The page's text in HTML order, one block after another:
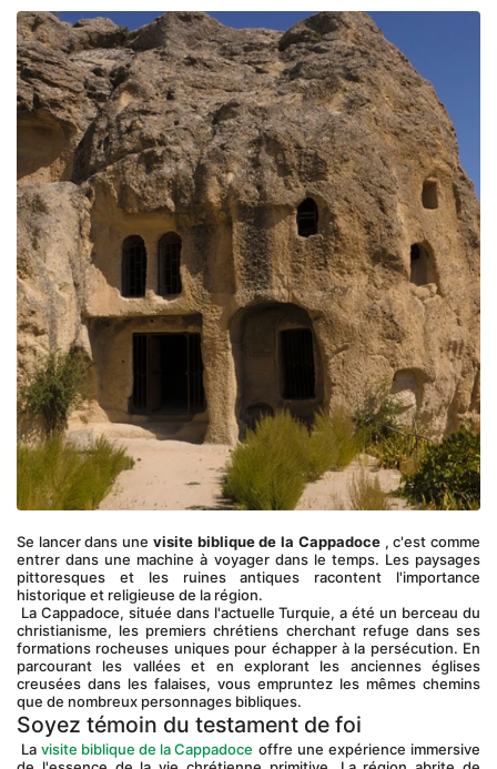
Se lancer dans une visite biblique de la Cappadoce , c'est comme
entrer dans une machine à voyager dans le temps. Les paysages
pittoresques et les ruines antiques racontent l'importance
historique et religieuse de la région.
christianisme, les premiers chrétiens cherchant refuge dans ses
formations rocheuses uniques pour échapper à la persécution. En
parcourant les vallées et en explorant les anciennes églises
creusées dans les falaises, vous empruntez les mêmes chemins
que de nombreux personnages bibliques.
Soyez témoin du testament de foi
La visite biblique de la Cappadoce offre une expérience immersive